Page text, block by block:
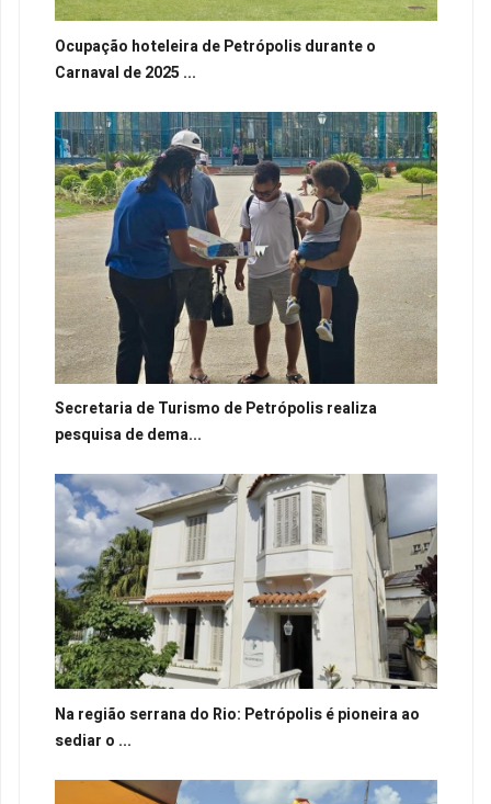
Ocupação hoteleira de Petrópolis durante o
Carnaval de 2025 ...
Secretaria de Turismo de Petrópolis realiza
pesquisa de dema...
Na região serrana do Rio: Petrópolis é pioneira ao
sediar o ...